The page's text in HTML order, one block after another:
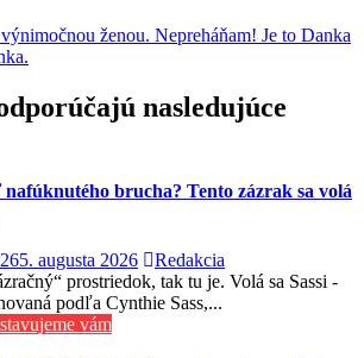
ženou. Nepreháňam! Je to Danka
nasledujúce
brucha? Tento zázrak sa volá
5. augusta 2026
Redakcia
prostriedok, tak tu je. Volá sa Sassi -
podľa Cynthie Sass,...
vám